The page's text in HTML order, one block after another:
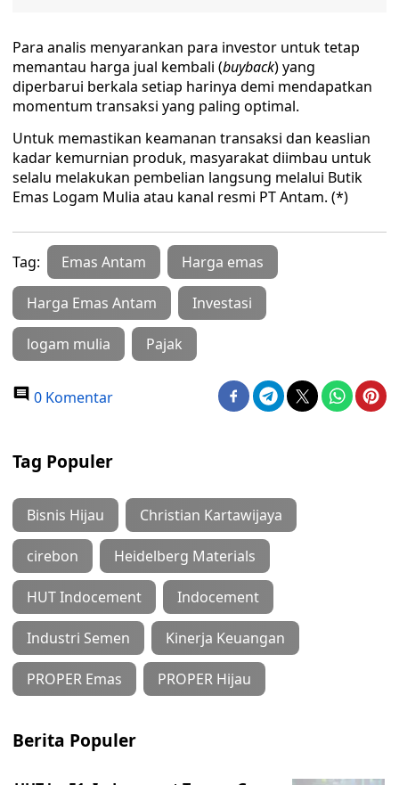
Para analis menyarankan para investor untuk tetap
memantau harga jual kembali (buyback) yang
diperbarui berkala setiap harinya demi mendapatkan
momentum transaksi yang paling optimal.
Untuk memastikan keamanan transaksi dan keaslian
kadar kemurnian produk, masyarakat diimbau untuk
selalu melakukan pembelian langsung melalui Butik
Emas Logam Mulia atau kanal resmi PT Antam. (*)
Tag: Emas Antam Harga emas
Harga Emas Antam Investasi
logam mulia Pajak
0 Komentar
Tag Populer
Bisnis Hijau Christian Kartawijaya
cirebon Heidelberg Materials
HUT Indocement Indocement
Industri Semen Kinerja Keuangan
PROPER Emas PROPER Hijau
Berita Populer